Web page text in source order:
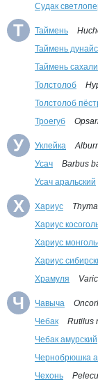
Судак
Т Таймень
Таймень
Таймень
Толстолоб
Толстолоб
Троегуб
У Уклейка
Усач
Barbus
Усач аральский
Х Хариус
Хариус
Хариус
Хариус
Храмуля
Ч Чавыча
Чебак
Rutilus
Чебак амурский
Чернобрюшка
Чехонь